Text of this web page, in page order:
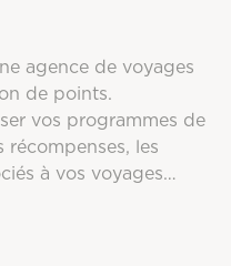
agence de voyages
de points.
vos programmes de
les
à vos voyages